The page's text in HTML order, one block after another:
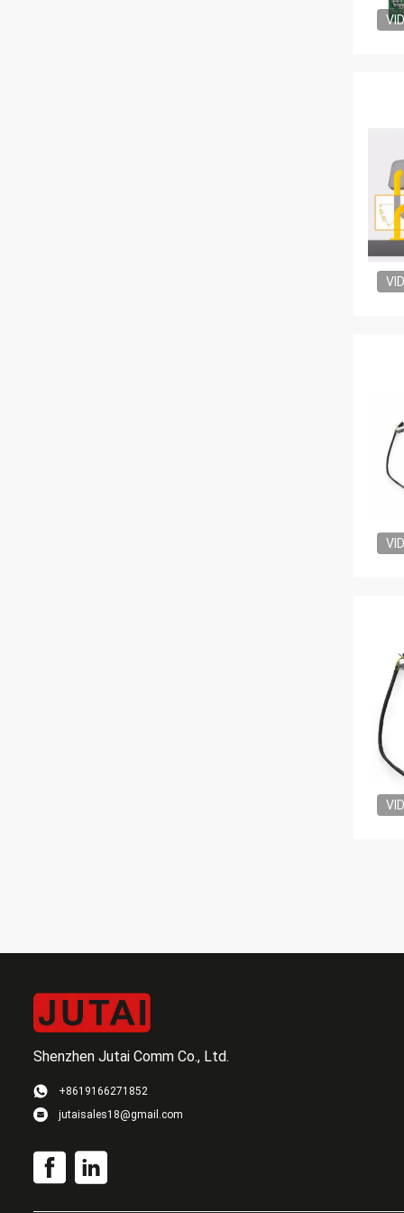
Shenzhen Jutai Comm Co., Ltd.
+8619166271852
jutaisales18@gmail.com